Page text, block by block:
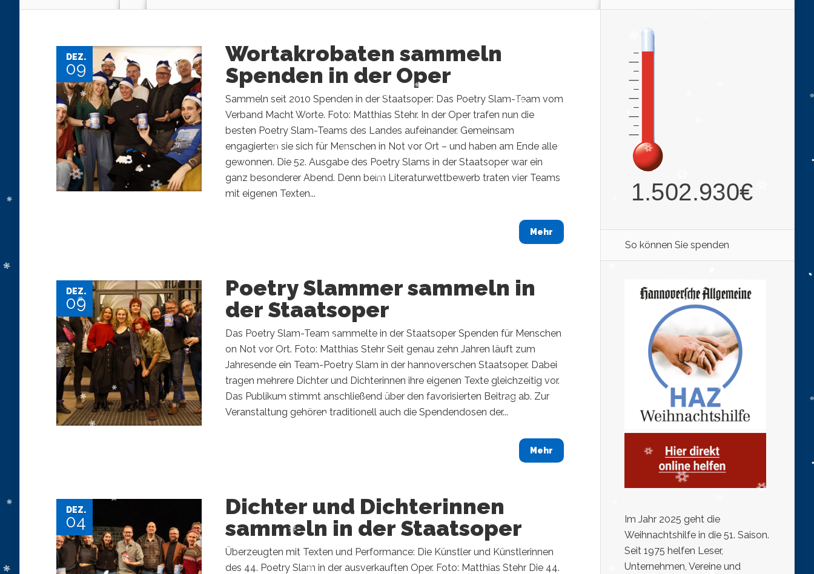
DEZ.
09
Wortakrobaten sammeln
Spenden in der Oper
Sammeln seit 2010 Spenden in der Staatsoper: Das Poetry Slam-Team vom
Verband Macht Worte. Foto: Matthias Stehr. In der Oper trafen nun die
besten Poetry Slam-Teams des Landes aufeinander. Gemeinsam
engagierten sie sich für Menschen in Not vor Ort – und haben am Ende alle
gewonnen. Die 52. Ausgabe des Poetry Slams in der Staatsoper war ein
ganz besonderer Abend. Denn beim Literaturwettbewerb traten vier Teams
mit eigenen Texten...
Mehr
DEZ.
09
Poetry Slammer sammeln in
der Staatsoper
Das Poetry Slam-Team sammelte in der Staatsoper Spenden für Menschen
on Not vor Ort. Foto: Matthias Stehr Seit genau zehn Jahren läuft zum
Jahresende ein Team-Poetry Slam in der hannoverschen Staatsoper. Dabei
tragen mehrere Dichter und Dichterinnen ihre eigenen Texte gleichzeitig vor.
Das Publikum stimmt anschließend über den favorisierten Beitrag ab. Zur
Veranstaltung gehören traditionell auch die Spendendosen der...
Mehr
DEZ.
04
Dichter und Dichterinnen
sammeln in der Staatsoper
Überzeugten mit Texten und Performance: Die Künstler und Künstlerinnen
des 44. Poetry Slam in der ausverkauften Oper. Foto: Matthias Stehr Die 44.
So können Sie spenden
Im Jahr 2025 geht die
Weihnachtshilfe in die 51. Saison.
Seit 1975 helfen Leser,
Unternehmen, Vereine und